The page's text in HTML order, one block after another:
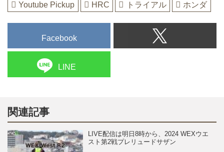
Youtube Pickup HRC トライアル ホンダ
Facebook
LINE
関連記事
LIVE配信は明日8時から、2024 WEXウエ
スト第2戦プレリュードサザン